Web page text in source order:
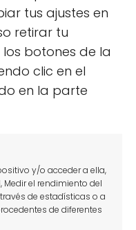
tus ajustes en
retirar tu
botones de la
clic en el
en la parte
y/o acceder a ella,
el rendimiento del
de estadísticas o a
de diferentes
huele
probable que
verdes o que la
solucionarlo,
y airea la
que puedan
inadecuada,